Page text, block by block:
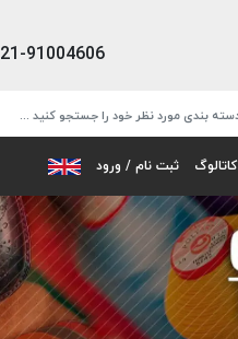
91004606
کاتالوگ ثبت نام / ورود